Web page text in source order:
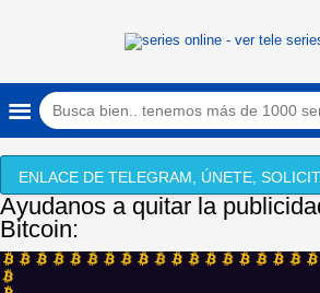
ENLACE DE TELEGRAM, ÚNETE,
Ayudanos a quitar la
Bitcoin: